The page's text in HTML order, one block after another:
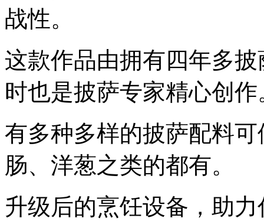
战性。
这款作品由拥有四年多
时也是披萨专家精心创作
有多种多样的披萨配料
肠、洋葱之类的都有。
升级后的烹饪设备，助